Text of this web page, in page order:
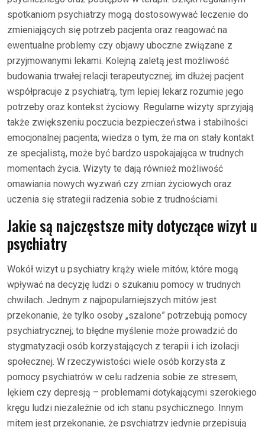
spotkaniom psychiatrzy mogą dostosowywać leczenie do
zmieniających się potrzeb pacjenta oraz reagować na
ewentualne problemy czy objawy uboczne związane z
przyjmowanymi lekami. Kolejną zaletą jest możliwość
budowania trwałej relacji terapeutycznej; im dłużej pacjent
współpracuje z psychiatrą, tym lepiej lekarz rozumie jego
potrzeby oraz kontekst życiowy. Regularne wizyty sprzyjają
także zwiększeniu poczucia bezpieczeństwa i stabilności
emocjonalnej pacjenta; wiedza o tym, że ma on stały kontakt
ze specjalistą, może być bardzo uspokajająca w trudnych
momentach życia. Wizyty te dają również możliwość
omawiania nowych wyzwań czy zmian życiowych oraz
uczenia się strategii radzenia sobie z trudnościami.
Jakie są najczęstsze mity dotyczące wizyt u
psychiatry
Wokół wizyt u psychiatry krąży wiele mitów, które mogą
wpływać na decyzję ludzi o szukaniu pomocy w trudnych
chwilach. Jednym z najpopularniejszych mitów jest
przekonanie, że tylko osoby „szalone” potrzebują pomocy
psychiatrycznej; to błędne myślenie może prowadzić do
stygmatyzacji osób korzystających z terapii i ich izolacji
społecznej. W rzeczywistości wiele osób korzysta z
pomocy psychiatrów w celu radzenia sobie ze stresem,
lękiem czy depresją – problemami dotykającymi szerokiego
kręgu ludzi niezależnie od ich stanu psychicznego. Innym
mitem jest przekonanie, że psychiatrzy jedynie przepisują